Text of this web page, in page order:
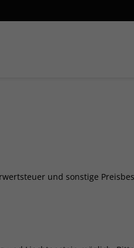
und sonstige